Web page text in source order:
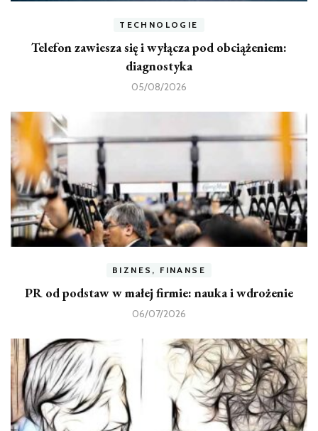
TECHNOLOGIE
Telefon zawiesza się i wyłącza pod obciążeniem:
diagnostyka
05/08/2026
BIZNES, FINANSE
PR od podstaw w małej firmie: nauka i wdrożenie
06/07/2026